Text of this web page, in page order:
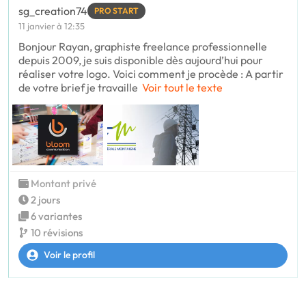
sg_creation74 PRO START
11 janvier à 12:35
Bonjour Rayan, graphiste freelance professionnelle
depuis 2009, je suis disponible dès aujourd’hui pour
réaliser votre logo. Voici comment je procède : A partir
de votre brief je travaille Voir tout le texte
Montant privé
2 jours
6 variantes
10 révisions
Voir le profil